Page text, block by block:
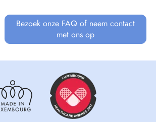
Bezoek onze FAQ of neem contact
met ons op